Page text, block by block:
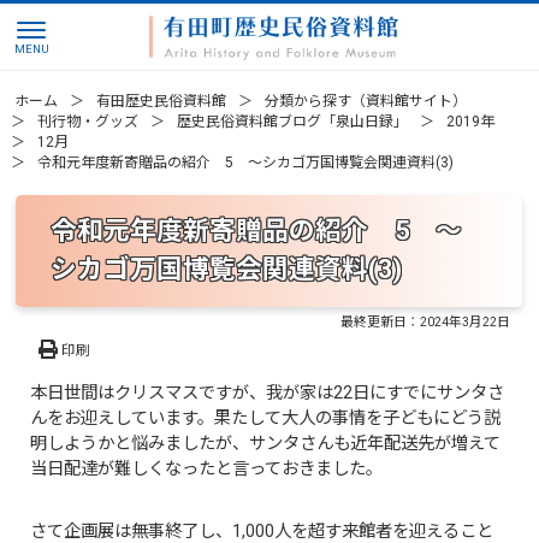
ホーム 有田歴史民俗資料館
分類から探す（資料館サイト）
刊行物・グッズ
歴史民俗資料館ブログ「泉山日録」
2019年
12月
令和元年度新寄贈品の紹介 5 ～シカゴ万国博覧会関連資料(3)
令和元年度新寄贈品の紹介 5 ～
シカゴ万国博覧会関連資料(3)
最終更新日：2024年3月22日
印刷
本日世間はクリスマスですが、我が家は22日にすでにサンタさ
んをお迎えしています。果たして大人の事情を子どもにどう説
明しようかと悩みましたが、サンタさんも近年配送先が増えて
当日配達が難しくなったと言っておきました。
さて企画展は無事終了し、1,000人を超す来館者を迎えること